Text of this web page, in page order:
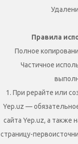
Правила
Полное
Частичное
1. При рерайте или
Yep.uz —
сайта Yep.uz, а также
страницу-